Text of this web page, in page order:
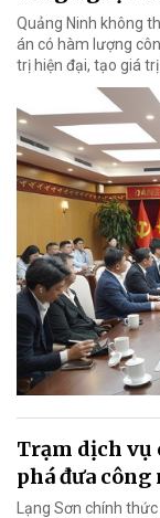
Quảng Ninh không
án có hàm lượng
trị hiện đại, tạo giá
Trạm dịch vụ
phá đưa
Lạng Sơn chính